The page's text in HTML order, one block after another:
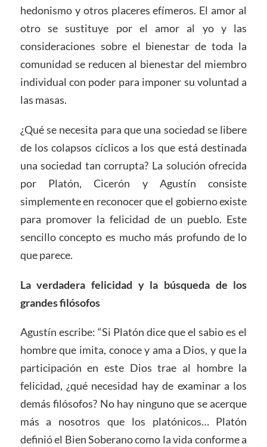
hedonismo y otros placeres efímeros. El amor al
otro se sustituye por el amor al yo y las
consideraciones sobre el bienestar de toda la
comunidad se reducen al bienestar del miembro
individual con poder para imponer su voluntad a
las masas.
¿Qué se necesita para que una sociedad se libere
de los colapsos cíclicos a los que está destinada
una sociedad tan corrupta? La solución ofrecida
por Platón, Cicerón y Agustín consiste
simplemente en reconocer que el gobierno existe
para promover la felicidad de un pueblo. Este
sencillo concepto es mucho más profundo de lo
que parece.
La verdadera felicidad y la búsqueda de los
grandes filósofos
Agustín escribe: “Si Platón dice que el sabio es el
hombre que imita, conoce y ama a Dios, y que la
participación en este Dios trae al hombre la
felicidad, ¿qué necesidad hay de examinar a los
demás filósofos? No hay ninguno que se acerque
más a nosotros que los platónicos… Platón
definió el Bien Soberano como la vida conforme a